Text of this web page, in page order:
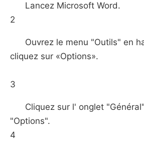
Lancez Microsoft Word.
2
Ouvrez le menu "Outils" en
cliquez sur «Options».
3
Cliquez sur l' onglet
"Options".
4